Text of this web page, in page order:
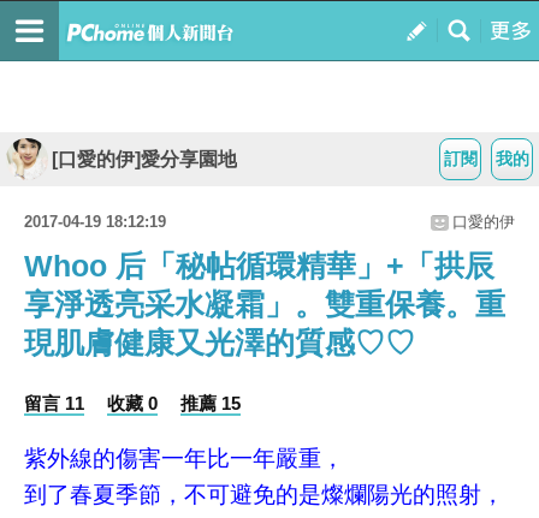
我的
訂閱
[口愛的伊]愛分享園地
2017-04-19 18:12:19 口愛的伊
Whoo 后「秘帖循環精華」+「拱辰
享淨透亮采水凝霜」。雙重保養。重
現肌膚健康又光澤的質感♡♡
留言 11 收藏 0 推薦 15
紫外線的傷害一年比一年嚴重，
到了春夏季節，不可避免的是燦爛陽光的照射，